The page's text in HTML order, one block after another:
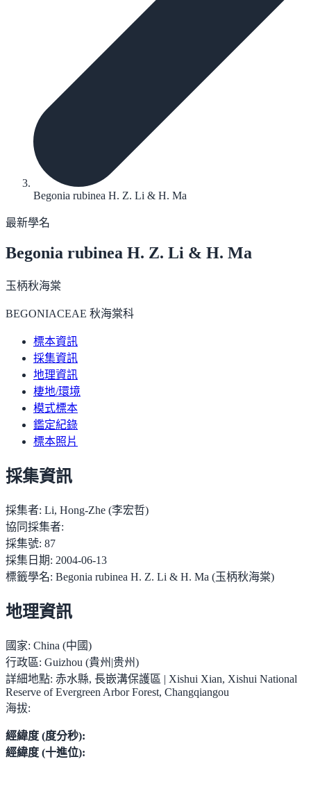
Begonia rubinea H. Z. Li & H. Ma
最新學名
Begonia rubinea H. Z. Li & H. Ma
玉柄秋海棠
BEGONIACEAE 秋海棠科
標本資訊
採集資訊
地理資訊
棲地/環境
模式標本
鑑定紀錄
標本照片
採集資訊
採集者: Li, Hong-Zhe (李宏哲)
協同採集者:
採集號: 87
採集日期: 2004-06-13
標籤學名: Begonia rubinea H. Z. Li & H. Ma (玉柄秋海棠)
地理資訊
國家: China (中國)
行政區: Guizhou (貴州|贵州)
詳細地點: 赤水縣, 長嵌溝保護區 | Xishui Xian, Xishui National
Reserve of Evergreen Arbor Forest, Changqiangou
海拔:
經緯度 (度分秒):
經緯度 (十進位):